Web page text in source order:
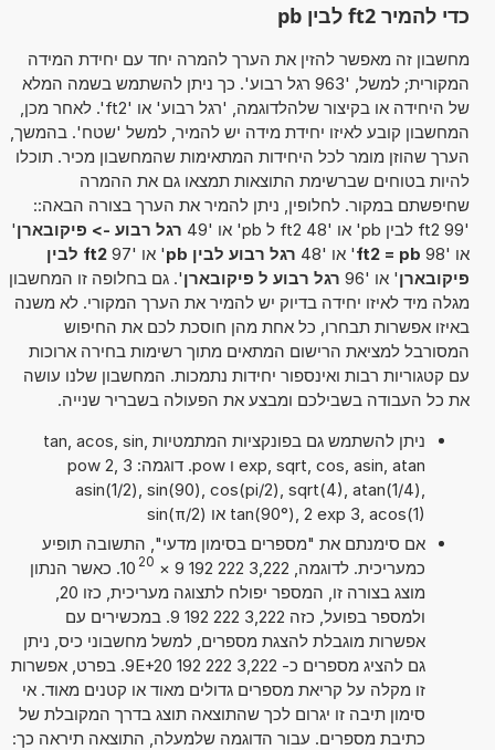
כדי להמיר ft2 לבין pb
מחשבון זה מאפשר להזין את הערך להמרה יחד עם יחידת המידה
המקורית; למשל, '963 רגל רבוע'. כך ניתן להשתמש בשמה המלא
של היחידה או בקיצור שלהלדוגמה, 'רגל רבוע' או 'ft2'. לאחר מכן,
המחשבון קובע לאיזו יחידת מידה יש להמיר, למשל 'שטח'. בהמשך,
הערך שהוזן מומר לכל היחידות המתאימות שהמחשבון מכיר. תוכלו
להיות בטוחים שברשימת התוצאות תמצאו גם את ההמרה
שחיפשתם במקור. לחלופין, ניתן להמיר את הערך בצורה הבאה::
'99 ft2 לבין pb' או '48 ft2 ל pb' או '49
רגל רבוע -> פיקובארן'
או '98
ft2 = pb' או '48 רגל רבוע לבין pb ' או '97
ft2 לבין
פיקובארן' או '96 רגל רבוע ל פיקובארן'. גם בחלופה זו המחשבון
מגלה מיד לאיזו יחידה בדיוק יש להמיר את הערך המקורי. לא משנה
באיזו אפשרות תבחרו, כל אחת מהן חוסכת לכם את החיפוש
המסורבל למציאת הרישום המתאים מתוך רשימות בחירה ארוכות
עם קטגוריות רבות ואינספור יחידות נתמכות. המחשבון שלנו עושה
את כל העבודה בשבילכם ומבצע את הפעולה בשבריר שנייה.
ניתן להשתמש גם בפונקציות המתמטיות tan, acos, sin,
exp, sqrt, cos, asin, atan ו pow. דוגמה: 3 pow 2,
asin(1/2), sin(90), cos(pi/2), sqrt(4), atan(1/4),
tan(90°), 2 exp 3, acos(1) או sin(π/2)
אם סימנתם את "מספרים בסימון מדעי", התשובה תופיע
כמעריכית. לדוגמה, 3,222 222 192 9
×
10 20
. כאשר הנתון
ולמספר בפועל, כזה 3,222 222 192 9. במכשירים עם
אפשרות מוגבלת להצגת מספרים, למשל מחשבוני כיס, ניתן
גם להציג מספרים כ- 3,222 222 192 9E+20. בפרט, אפשרות
זו מקלה על קריאת מספרים גדולים מאוד או קטנים מאוד. אי
סימון תיבה זו יגרום לכך שהתוצאה תוצג בדרך המקובלת של
כתיבת מספרים. עבור הדוגמה שלמעלה, התוצאה תיראה כך: